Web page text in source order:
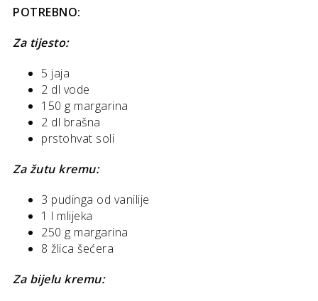
POTREBNO:
Za tijesto:
5 jaja
2 dl vode
150 g margarina
2 dl brašna
prstohvat soli
Za žutu kremu:
3 pudinga od vanilije
1 l mlijeka
250 g margarina
8 žlica šećera
Za bijelu kremu: